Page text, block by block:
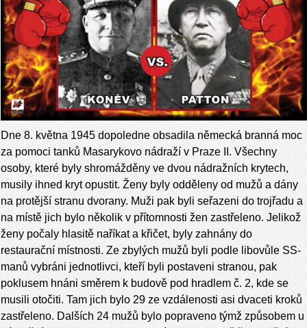
Dne 8. května 1945 dopoledne obsadila německá branná moc
za pomoci tanků Masarykovo nádraží v Praze II. Všechny
osoby, které byly shromážděny ve dvou nádražních krytech,
musily ihned kryt opustit. Ženy byly odděleny od mužů a dány
na protější stranu dvorany. Muži pak byli seřazeni do trojřadu a
na místě jich bylo několik v přítomnosti žen zastřeleno. Jelikož
ženy počaly hlasitě naříkat a křičet, byly zahnány do
restaurační místnosti. Ze zbylých mužů byli podle libovůle SS-
manů vybráni jednotlivci, kteří byli postaveni stranou, pak
poklusem hnáni směrem k budově pod hradlem č. 2, kde se
musili otočiti. Tam jich bylo 29 ze vzdálenosti asi dvaceti kroků
zastřeleno. Dalších 24 mužů bylo popraveno týmž způsobem u